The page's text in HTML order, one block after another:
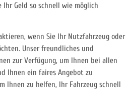
Ihr Geld so schnell wie möglich
wenn Sie Ihr Nutzfahrzeug oder
Unser freundliches und
zur Verfügung, um Ihnen bei allen
Ihnen ein faires Angebot zu
Ihnen zu helfen, Ihr Fahrzeug schnell